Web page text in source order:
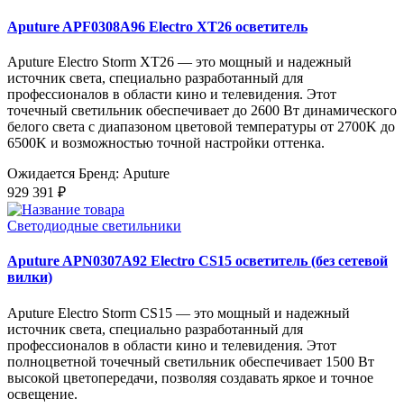
Aputure APF0308A96 Electro XT26 осветитель
Aputure Electro Storm XT26 — это мощный и надежный
источник света, специально разработанный для
профессионалов в области кино и телевидения. Этот
точечный светильник обеспечивает до 2600 Вт динамического
белого света с диапазоном цветовой температуры от 2700K до
6500K и возможностью точной настройки оттенка.
Ожидается Бренд: Aputure
929 391 ₽
Светодиодные светильники
Aputure APN0307A92 Electro CS15 осветитель (без сетевой
вилки)
Aputure Electro Storm CS15 — это мощный и надежный
источник света, специально разработанный для
профессионалов в области кино и телевидения. Этот
полноцветной точечный светильник обеспечивает 1500 Вт
высокой цветопередачи, позволяя создавать яркое и точное
освещение.